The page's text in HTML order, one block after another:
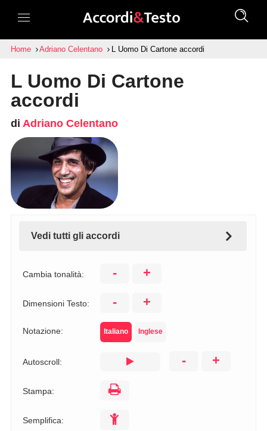
Home Adriano Celentano L Uomo Di Cartone accordi
L Uomo Di Cartone
accordi
di Adriano Celentano
Vedi tutti gli accordi
Cambia tonalità: - +
Dimensioni Testo: - +
Notazione: Italiano Inglese
Autoscroll: - +
Stampa:
Semplifica: